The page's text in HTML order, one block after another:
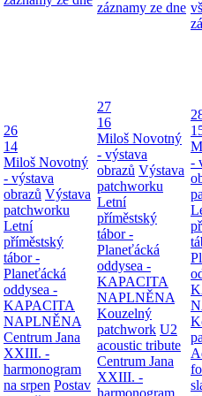
záznamy ze dne
26
14
Miloš Novotný
- výstava
obrazů Výstava
patchworku
Letní
příměstský
tábor -
Planeťácká
oddysea -
KAPACITA
NAPLNĚNA
Centrum Jana
XXIII. -
harmonogram
na srpen Postav
27
16
Miloš Novotný
- výstava
obrazů Výstava
patchworku
Letní
příměstský
tábor -
Planeťácká
oddysea -
KAPACITA
NAPLNĚNA
Kouzelný
patchwork U2
acoustic tribute
Centrum Jana
XXIII. -
-